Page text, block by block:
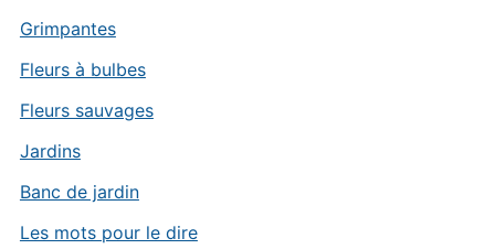
Grimpantes
Fleurs à bulbes
Fleurs sauvages
Jardins
Banc de jardin
Les mots pour le dire